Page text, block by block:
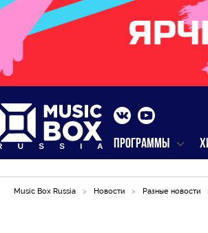
ПРОГРАММЫ
Music Box Russia > Новости > Разные новости